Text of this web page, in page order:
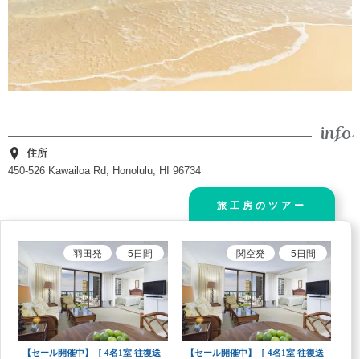
住所
450-526 Kawailoa Rd, Honolulu, HI 96734
旅工房のツアー
【セール開催中】［ 4名1室 往復送
羽田発 5 日間
【セール開催中】［ 4名1室 往復送
関空発 5 日間